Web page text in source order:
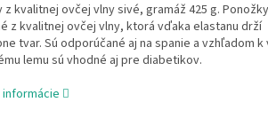
z kvalitnej ovčej vlny sivé, gramáž 425 g.
z kvalitnej ovčej vlny, ktorá vďaka elastanu drží
tvar. Sú odporúčané aj na spanie a vzhľadom k
lemu sú vhodné aj pre diabetikov.